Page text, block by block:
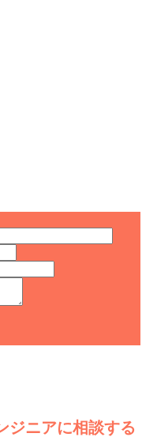
ジニアに相談する